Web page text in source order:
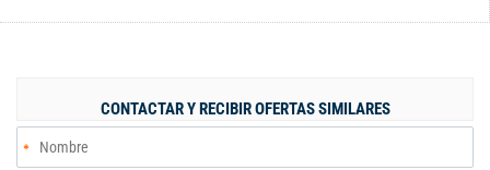
ascensor, con juegos infantiles. excelente ubicación.
CONTACTAR Y RECIBIR OFERTAS SIMILARES